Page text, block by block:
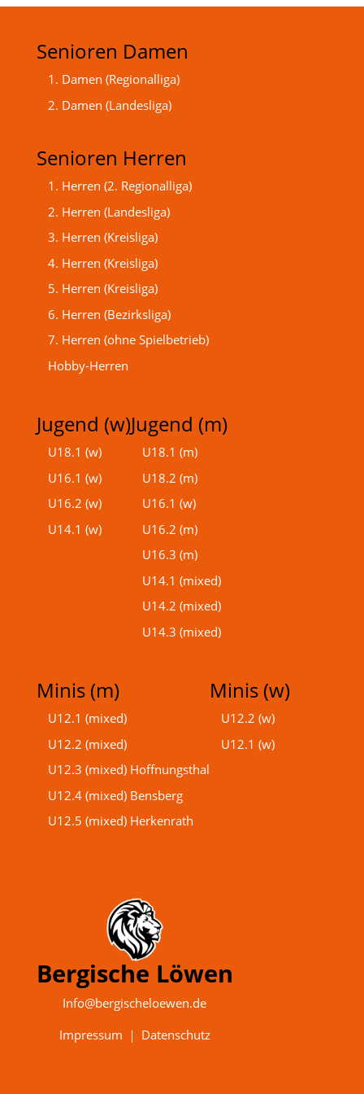
Senioren Damen
1. Damen (Regionalliga)
2. Damen (Landesliga)
Senioren Herren
1. Herren (2. Regionalliga)
2. Herren (Landesliga)
3. Herren (Kreisliga)
4. Herren (Kreisliga)
5. Herren (Kreisliga)
6. Herren (Bezirksliga)
7. Herren (ohne Spielbetrieb)
Hobby-Herren
Jugend (w)
U18.1 (w)
U16.1 (w)
U16.2 (w)
U14.1 (w)
Jugend (m)
U18.1 (m)
U18.2 (m)
U16.1 (w)
U16.2 (m)
U16.3 (m)
U14.1 (mixed)
U14.2 (mixed)
U14.3 (mixed)
Minis (m)
U12.1 (mixed)
U12.2 (mixed)
U12.3 (mixed) Hoffnungsthal
U12.4 (mixed) Bensberg
U12.5 (mixed) Herkenrath
Minis (w)
U12.2 (w)
U12.1 (w)
Bergische Löwen
Info@bergischeloewen.de
Impressum ｜ Datenschutz